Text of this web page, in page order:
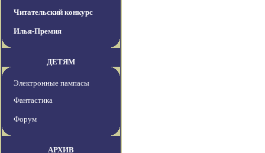
Читательский конкурс
Илья-Премия
ДЕТЯМ
Электронные пампасы
Фантастика
Форум
АРХИВ